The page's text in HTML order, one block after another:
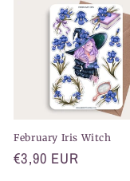
February Iris Witch
Normaler
€3,90 EUR